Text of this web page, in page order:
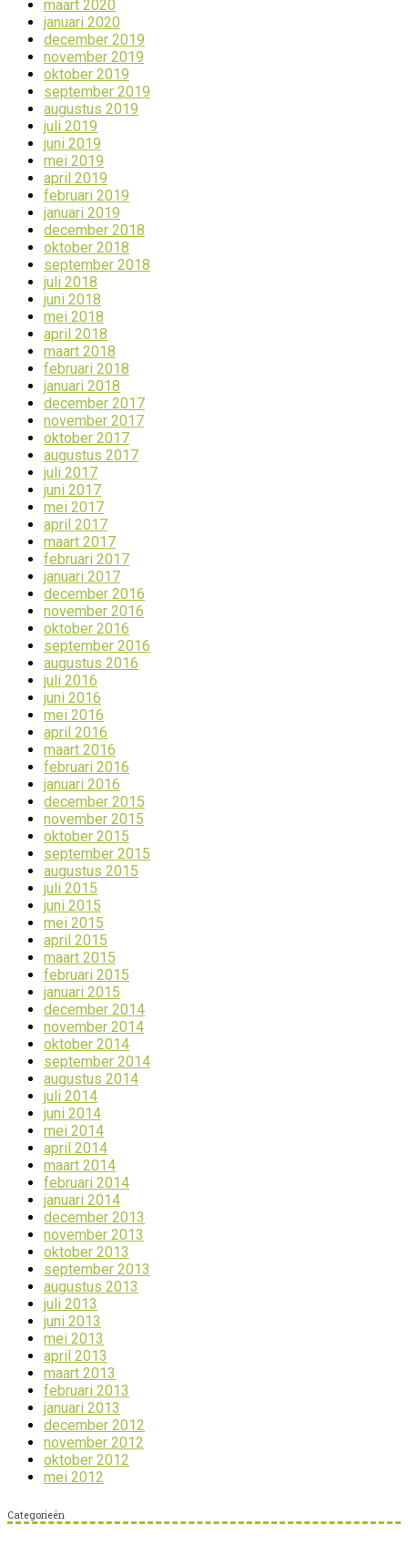
maart 2020
januari 2020
december 2019
november 2019
oktober 2019
september 2019
augustus 2019
juli 2019
juni 2019
mei 2019
april 2019
februari 2019
januari 2019
december 2018
oktober 2018
september 2018
juli 2018
juni 2018
mei 2018
april 2018
maart 2018
februari 2018
januari 2018
december 2017
november 2017
oktober 2017
augustus 2017
juli 2017
juni 2017
mei 2017
april 2017
maart 2017
februari 2017
januari 2017
december 2016
november 2016
oktober 2016
september 2016
augustus 2016
juli 2016
juni 2016
mei 2016
april 2016
maart 2016
februari 2016
januari 2016
december 2015
november 2015
oktober 2015
september 2015
augustus 2015
juli 2015
juni 2015
mei 2015
april 2015
maart 2015
februari 2015
januari 2015
december 2014
november 2014
oktober 2014
september 2014
augustus 2014
juli 2014
juni 2014
mei 2014
april 2014
maart 2014
februari 2014
januari 2014
december 2013
november 2013
oktober 2013
september 2013
augustus 2013
juli 2013
juni 2013
mei 2013
april 2013
maart 2013
februari 2013
januari 2013
december 2012
november 2012
oktober 2012
mei 2012
Categorieën